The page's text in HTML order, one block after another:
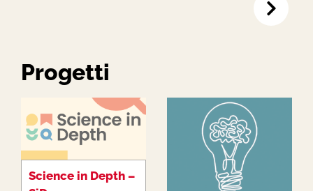
Progetti
Science in Depth –